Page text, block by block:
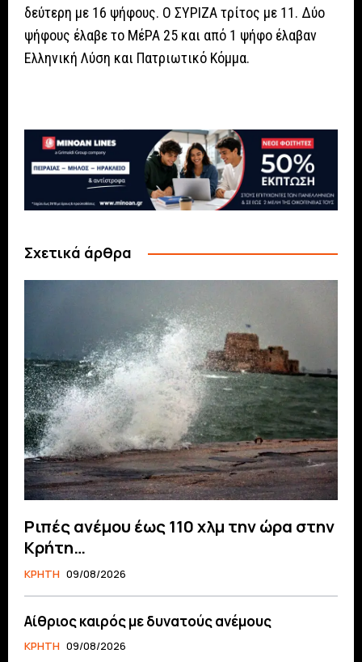
δεύτερη με 16 ψήφους. Ο ΣΥΡΙΖΑ τρίτος με 11. Δύο
ψήφους έλαβε το ΜέΡΑ 25 και από 1 ψήφο έλαβαν
Ελληνική Λύση και Πατριωτικό Κόμμα.
Σχετικά άρθρα
Ριπές ανέμου έως 110 χλμ την ώρα στην
Κρήτη…
ΚΡΗΤΗ 09/08/2026
Αίθριος καιρός με δυνατούς ανέμους
ΚΡΗΤΗ 09/08/2026